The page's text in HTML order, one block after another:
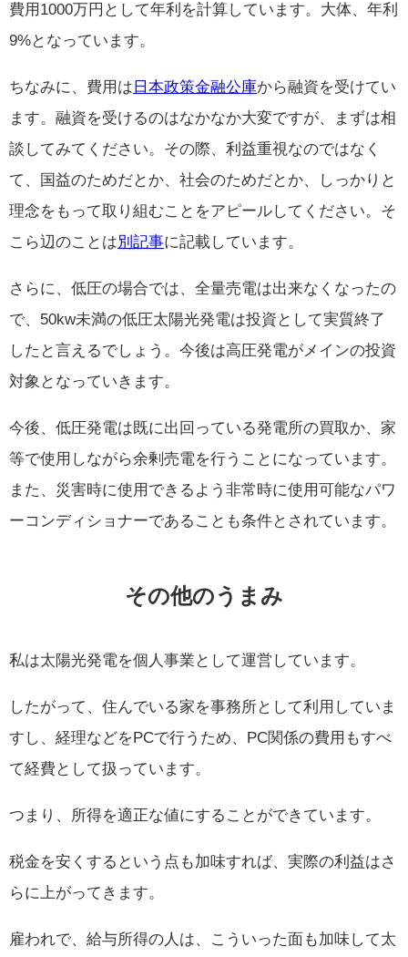
費用1000万円として年利を計算しています。大体、年利
9%となっています。
ちなみに、費用は 日本政策金融公庫から融資を受けてい
ます。融資を受けるのはなかなか大変ですが、まずは相
談してみてください。その際、利益重視なのではなく
て、国益のためだとか、社会のためだとか、しっかりと
理念をもって取り組むことをアピールしてください。そ
こら辺のことは別記事に記載しています。
さらに、低圧の場合では、全量売電は出来なくなったの
で、50kw未満の低圧太陽光発電は投資として実質終了
したと言えるでしょう。今後は高圧発電がメインの投資
対象となっていきます。
今後、低圧発電は既に出回っている発電所の買取か、家
等で使用しながら余剰売電を行うことになっています。
また、災害時に使用できるよう非常時に使用可能なパワ
ーコンディショナーであることも条件とされています。
その他のうまみ
私は太陽光発電を個人事業として運営しています。
したがって、住んでいる家を事務所として利用していま
すし、経理などをPCで行うため、PC関係の費用もすべ
て経費として扱っています。
つまり、所得を適正な値にすることができています。
税金を安くするという点も加味すれば、実際の利益はさ
らに上がってきます。
雇われで、給与所得の人は、こういった面も加味して太